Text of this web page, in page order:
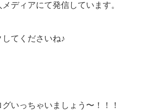
ディアにて発信しています。
てくださいね♪
いっちゃいましょう〜！！！